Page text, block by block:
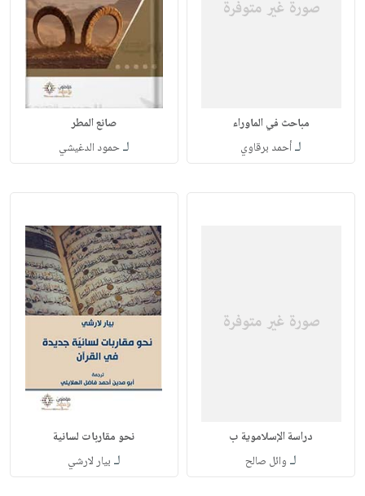
مباحث في الماوراء
لـأحمد برقاوي
صانع المطر
لـحمود الدغيشي
دراسة الإسلاموية ب
لـ وائل صالح
نحو مقاربات لسانية
لـ بيار لارشي